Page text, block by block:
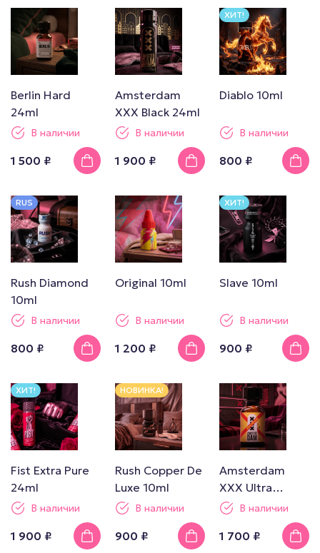
Berlin Hard
24ml
В наличии
1 500 ₽
Amsterdam
XXX Black 24ml
В наличии
1 900 ₽
ХИТ!
Diablo 10ml
В наличии
800 ₽
RUS
Rush Diamond
10ml
В наличии
800 ₽
Original 10ml
В наличии
1 200 ₽
ХИТ!
Slave 10ml
В наличии
900 ₽
ХИТ!
Fist Extra Pure
24ml
В наличии
1 900 ₽
НОВИНКА!
Rush Copper De
Luxe 10ml
В наличии
900 ₽
Amsterdam
XXX Ultra
Strong 24ml
В наличии
1 700 ₽